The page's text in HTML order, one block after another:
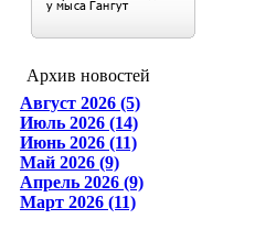
Архив новостей
Август 2026 (5)
Июль 2026 (14)
Июнь 2026 (11)
Май 2026 (9)
Апрель 2026 (9)
Март 2026 (11)